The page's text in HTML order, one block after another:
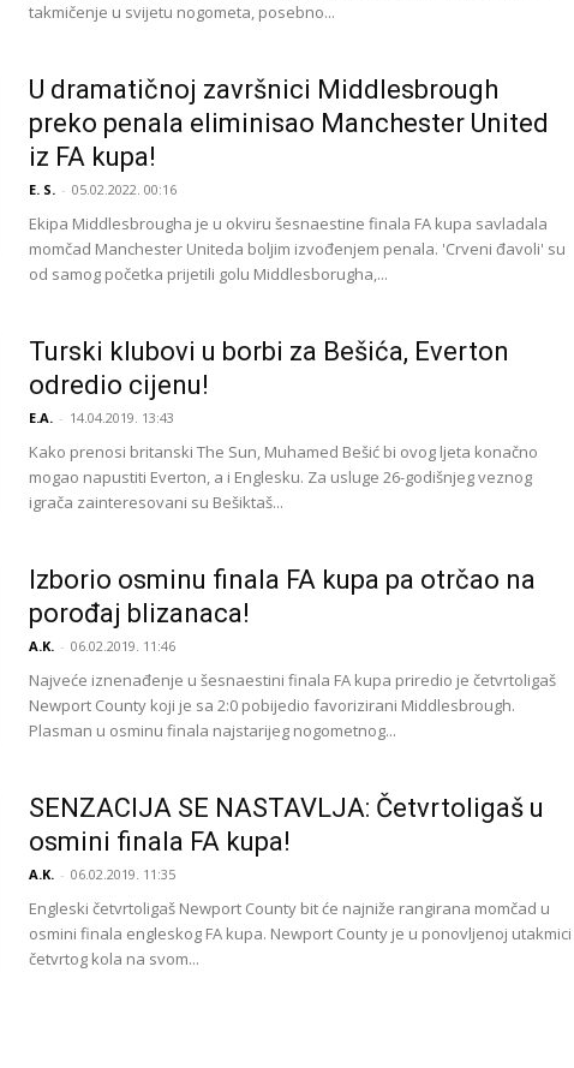
takmičenje u svijetu nogometa, posebno...
U dramatičnoj završnici Middlesbrough
preko penala eliminisao Manchester United
iz FA kupa!
E. S. - 05.02.2022. 00:16
Ekipa Middlesbrougha je u okviru šesnaestine finala FA kupa savladala
momčad Manchester Uniteda boljim izvođenjem penala. 'Crveni đavoli' su
od samog početka prijetili golu Middlesborugha,...
Turski klubovi u borbi za Bešića, Everton
odredio cijenu!
E.A. - 14.04.2019. 13:43
Kako prenosi britanski The Sun, Muhamed Bešić bi ovog ljeta konačno
mogao napustiti Everton, a i Englesku. Za usluge 26-godišnjeg veznog
igrača zainteresovani su Bešiktaš...
Izborio osminu finala FA kupa pa otrčao na
porođaj blizanaca!
A.K. - 06.02.2019. 11:46
Najveće iznenađenje u šesnaestini finala FA kupa priredio je četvrtoligaš
Newport County koji je sa 2:0 pobijedio favorizirani Middlesbrough.
Plasman u osminu finala najstarijeg nogometnog...
SENZACIJA SE NASTAVLJA: Četvrtoligaš u
osmini finala FA kupa!
A.K. - 06.02.2019. 11:35
Engleski četvrtoligaš Newport County bit će najniže rangirana momčad u
osmini finala engleskog FA kupa. Newport County je u ponovljenoj utakmici
četvrtog kola na svom...